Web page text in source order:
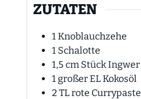
ZUTATEN
1 Knoblauchzehe
1 Schalotte
1,5 cm Stück Ingwer
1 großer EL Kokosöl
2 TLrote Currypaste